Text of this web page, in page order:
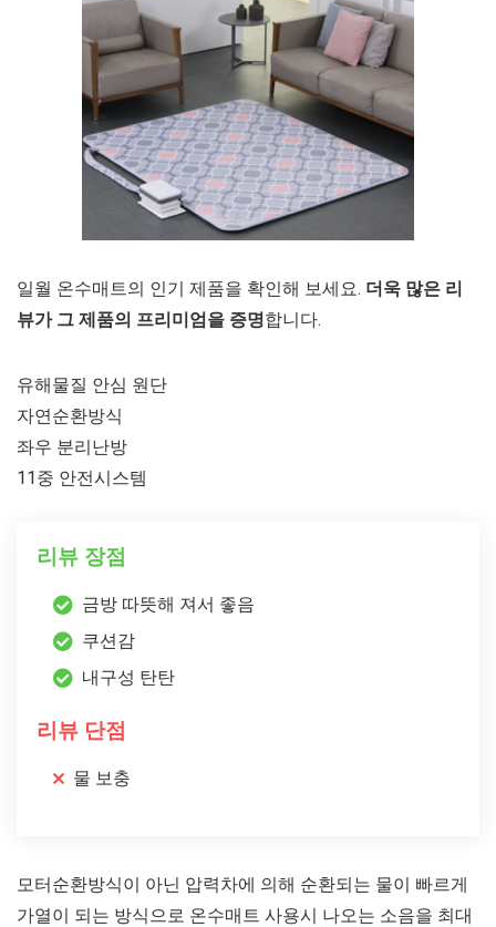
일월 온수매트의 인기 제품을 확인해 보세요. 더욱 많은 리
뷰가 그 제품의 프리미엄을 증명합니다.
유해물질 안심 원단
자연순환방식
좌우 분리난방
11중 안전시스템
리뷰 장점
금방 따뜻해 져서 좋음
쿠션감
내구성 탄탄
리뷰 단점
물 보충
모터순환방식이 아닌 압력차에 의해 순환되는 물이 빠르게
가열이 되는 방식으로 온수매트 사용시 나오는 소음을 최대